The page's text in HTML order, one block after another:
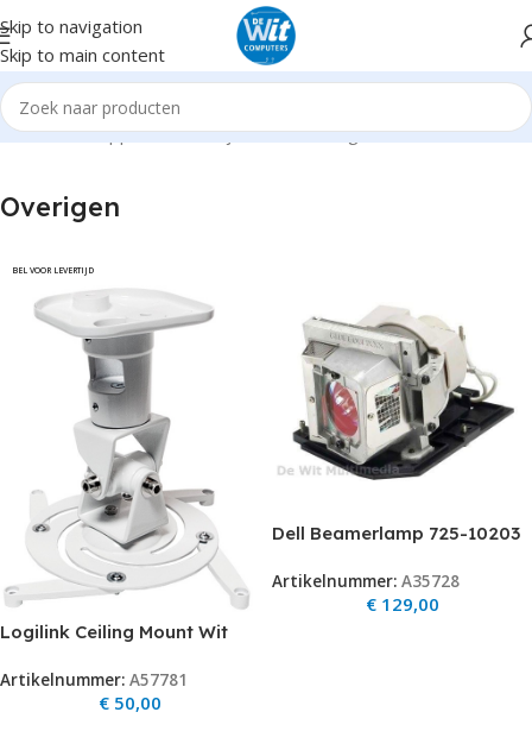
Skip to navigation
Skip to main content
Home Randapparatuur Projectoren Overigen
Overigen
BEL VOOR LEVERTIJD
Logilink Ceiling Mount Wit
Artikelnummer: A57781
€ 50,00
Dell Beamerlamp 725-10203
Artikelnummer: A35728
€129,00